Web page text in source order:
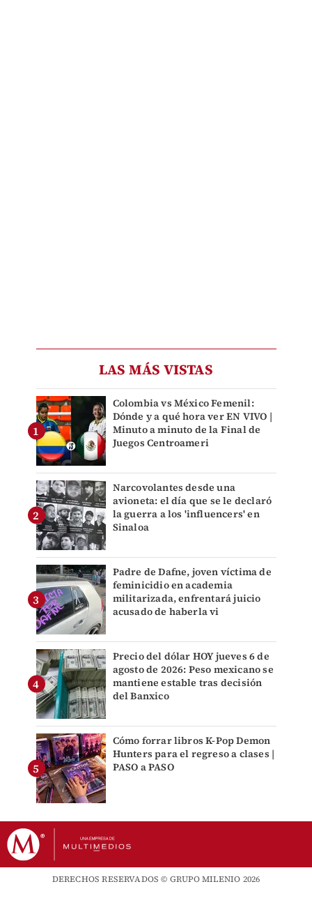
LAS MÁS VISTAS
Colombia vs México Femenil:
Dónde y a qué hora ver EN VIVO |
Minuto a minuto de la Final de
Juegos Centroameri
Narcovolantes desde una
avioneta: el día que se le declaró
la guerra a los 'influencers' en
Sinaloa
Padre de Dafne, joven víctima de
feminicidio en academia
militarizada, enfrentará juicio
acusado de haberla vi
Precio del dólar HOY jueves 6 de
agosto de 2026: Peso mexicano se
mantiene estable tras decisión
del Banxico
Cómo forrar libros K-Pop Demon
Hunters para el regreso a clases |
PASO a PASO
DERECHOS RESERVADOS © GRUPO MILENIO 2026